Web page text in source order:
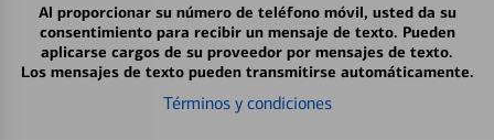
Al proporcionar su número de teléfono móvil, usted da su
consentimiento para recibir un mensaje de texto. Pueden
aplicarse cargos de su proveedor por mensajes de texto.
Los mensajes de texto pueden transmitirse automáticamente.
Términos y condiciones